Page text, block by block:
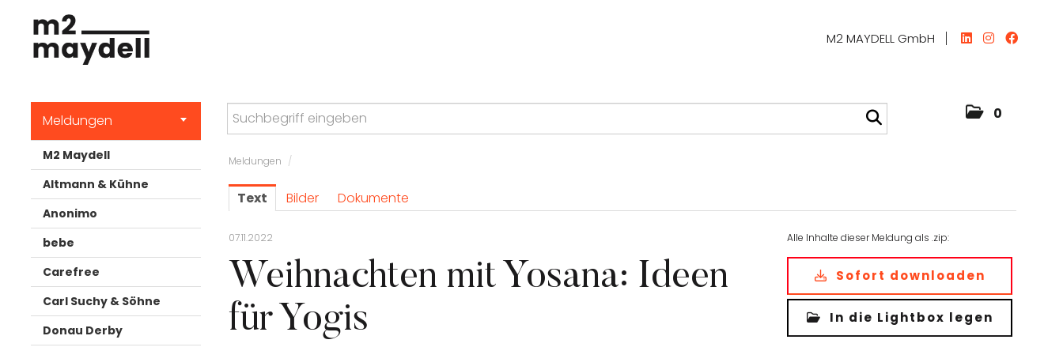
M2 MAYDELL GmbH
0
Meldungen
M2 Maydell
Altmann & Kühne
Anonimo
bebe
Carefree
Carl Suchy & Söhne
Donau Derby
Meldungen /
Text Bilder Dokumente
07.11.2022
Weihnachten mit Yosana: Ideen
für Yogis
Alle Inhalte dieser Meldung als .zip:
Sofort downloaden
In die Lightbox legen